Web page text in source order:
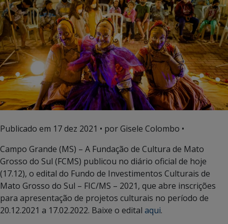
Publicado em 17 dez 2021 • por Gisele Colombo •
Campo Grande (MS) – A Fundação de Cultura de Mato
Grosso do Sul (FCMS) publicou no diário oficial de hoje
(17.12), o edital do Fundo de Investimentos Culturais de
Mato Grosso do Sul – FIC/MS – 2021, que abre inscrições
para apresentação de projetos culturais no período de
20.12.2021 a 17.02.2022. Baixe o edital aqui.